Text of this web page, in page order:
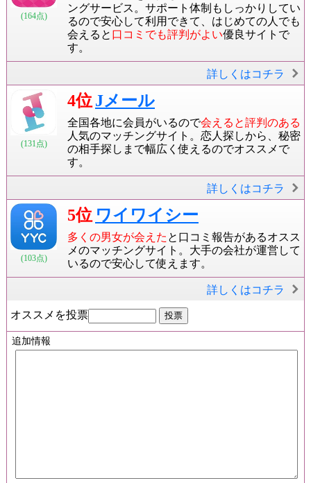
(164点)
ングサービス。サポート体制もしっかりしてい
るので安心して利用できて、はじめての人でも
会えると 口コミでも評判がよい優良サイトで
す。
詳しくはコチラ
(131点)
4位 Jメール
全国各地に会員がいるので会えると評判のある
人気のマッチングサイト。恋人探しから、秘密
の相手探しまで幅広く使えるのでオススメで
す。
詳しくはコチラ
(103点)
5位 ワイワイシー
多くの男女が会えた と口コミ報告があるオスス
メのマッチングサイト。大手の会社が運営して
いるので安心して使えます。
詳しくはコチラ
オススメを投票
追加情報